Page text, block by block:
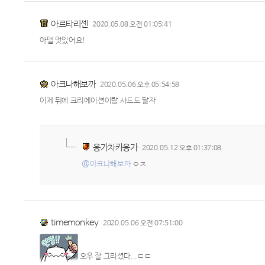
아르타리센 2020.05.08 오전 01:05:41
아델 멋있어요!
아크나해보까 2020.05.06 오후 05:54:58
이제 뒤에 크리에이션이랑 샤드도 달자
응가차카응가 2020.05.12 오후 01:37:08
@아크나해보까ㅇㅈ
timemonkey 2020.05.06 오전 07:51:00
오우 잘 그리셨다...ㄷㄷ